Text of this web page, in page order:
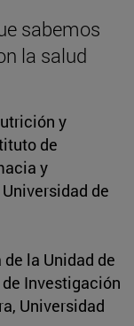
sabemos
la salud
y
de
y
de
la Unidad de
Investigación
Universidad